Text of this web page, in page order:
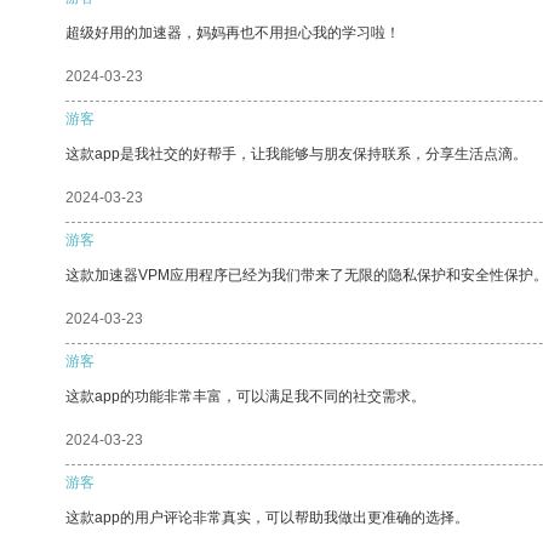
超级好用的加速器，妈妈再也不用担心我的学习啦！
2024-03-23
游客
这款app是我社交的好帮手，让我能够与朋友保持联系，分享生活点滴。
2024-03-23
游客
这款加速器VPM应用程序已经为我们带来了无限的隐私保护和安全性保护
2024-03-23
游客
这款app的功能非常丰富，可以满足我不同的社交需求。
2024-03-23
游客
这款app的用户评论非常真实，可以帮助我做出更准确的选择。